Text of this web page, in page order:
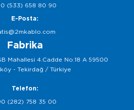
(533) 658 80 90
E-Posta:
Fabrika
Mahallesi 4.Cadde No:18 A 59500
- Tekirdağ / Türkiye
Telefon:
(282) 758 35 00